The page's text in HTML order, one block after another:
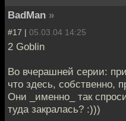
BadMan »
#17 | 05.03.04 14:25
2 Goblin
Во вчерашней серии:
что здесь, собственно,
Они _именно_ так
туда закралась? :)))